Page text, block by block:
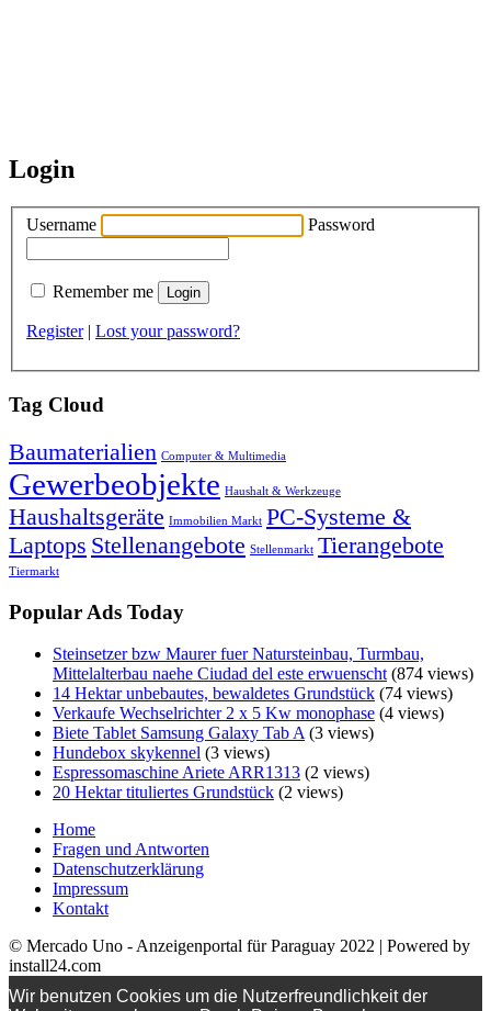
Login
Username Password
Remember me
Register| Lost your password?
Tag Cloud
Baumaterialien Computer & Multimedia
Gewerbeobjekte Haushalt & Werkzeuge
Haushaltsgeräte Immobilien Markt PC-Systeme &
Laptops Stellenangebote Stellenmarkt Tierangebote
Tiermarkt
Popular Ads Today
Steinsetzer bzw Maurer fuer Natursteinbau, Turmbau,
Mittelalterbau naehe Ciudad del este erwuenscht (874 views)
14 Hektar unbebautes, bewaldetes Grundstück (74 views)
Verkaufe Wechselrichter 2 x 5 Kw monophase (4 views)
Biete Tablet Samsung Galaxy Tab A (3 views)
Hundebox skykennel (3 views)
Espressomaschine Ariete ARR1313 (2 views)
20 Hektar tituliertes Grundstück (2 views)
Home
Fragen und Antworten
Datenschutzerklärung
Impressum
Kontakt
© Mercado Uno - Anzeigenportal für Paraguay 2022 | Powered by
install24.com
Wir benutzen Cookies um die Nutzerfreundlichkeit der